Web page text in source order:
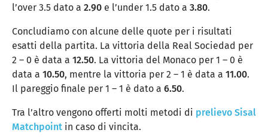
l’over 3.5 dato a 2.90 e l’under 1.5 dato a 3.80.
Concludiamo con alcune delle quote per i risultati
esatti della partita. La vittoria della Real Sociedad per
2 – 0 è data a 12.50. La vittoria del Monaco per 1 – 0 è
data a 10.50, mentre la vittoria per 2 – 1 è data a 11.00.
Il pareggio finale per 1 – 1 è dato a 6.50.
Tra l’altro vengono offerti molti metodi di prelievo Sisal
Matchpoint in caso di vincita.